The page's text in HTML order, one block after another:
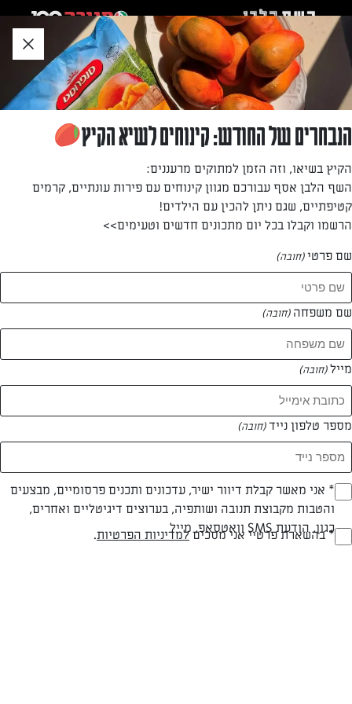
לאזור
תוכן
תחתון
חזרה לעמוד הבית
מיה שמשי
—
המתכונים של
0 מתכונים
המאמרים של מיה שמשי
הנבחרים של החודש: קינוחים לשיא הקיץ
הקיץ בשיאו, וזה הזמן למתוקים מרעננים:
השף הלבן אסף עבורכם מגוון קינוחים עם פירות עונתיים, קרמים
קטיפתיים, שגם ניתן להכין עם הילדים!
הרשמו וקבלו בכל יום מתכונים חדשים וטעימים>>
שם פרטי(חובה)
שם משפחה (חובה)
מייל(חובה)
מספר טלפון נייד(חובה)
Opt_In
(חובה)
* אני מאשר קבלת דיוור ישיר, עדכונים ותכנים פרסומיים, מבצעים
והטבות מקבוצת תנובה ושותפיה, בערוצים דיגיטליים ואחרים,
כגון, הודעת SMS וואטסאפ, מייל
RegulationsApproved
* בהשארת פרטיי אני מסכיםלמדיניות הפרטיות.